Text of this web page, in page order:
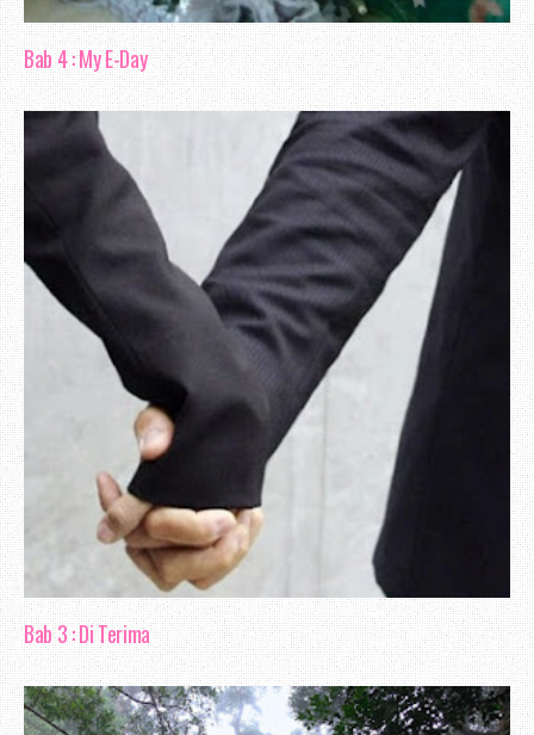
sebagai yang terbaik.
Pejabat Pos. Umum, pejabat pos ni
Pelbagai urusan boleh di lakukan di
bulan Januari, aku ingin memperbaharui
jalan di pejabat pos, disebabkan masa
pejabat pos adalah tempat yang
menjadi hampa apabila setelah hampir
giliran, insurans tak boleh di
Bab 4 : My E-Day
Bab 3 : Di Terima